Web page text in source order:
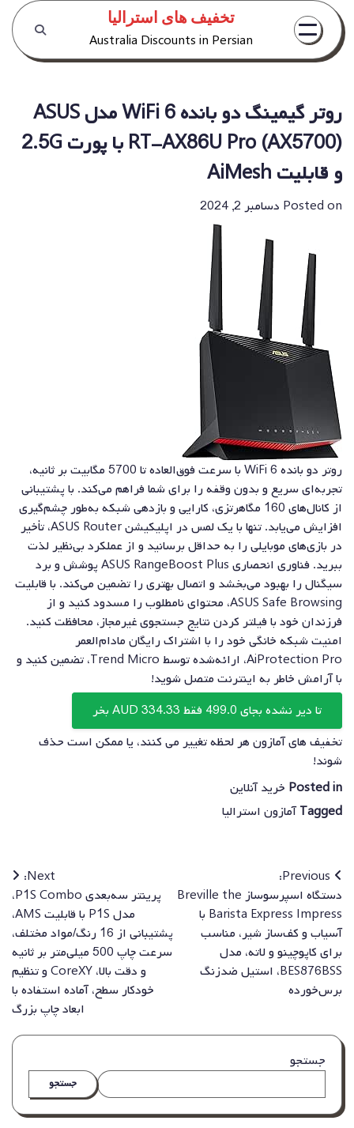
Skip
to
content
تخفیف های استرالیا
Australia Discounts in Persian
روتر گیمینگ دو بانده WiFi 6 مدل ASUS
RT-AX86U Pro (AX5700) با پورت 2.5G
و قابلیت AiMesh
Posted on دسامبر 2, 2024
روتر دو بانده WiFi 6 با سرعت فوق‌العاده تا 5700 مگابیت بر ثانیه،
تجربه‌ای سریع و بدون وقفه را برای شما فراهم می‌کند. با پشتیبانی
از کانال‌های 160 مگاهرتزی، کارایی و بازدهی شبکه به‌طور چشم‌گیری
افزایش می‌یابد. تنها با یک لمس در اپلیکیشن ASUS Router، تأخیر
در بازی‌های موبایلی را به حداقل برسانید و از عملکرد بی‌نظیر لذت
ببرید. فناوری انحصاری ASUS RangeBoost Plus پوشش و برد
سیگنال را بهبود می‌بخشد و اتصال بهتری را تضمین می‌کند. با قابلیت
ASUS Safe Browsing، محتوای نامطلوب را مسدود کنید و از
فرزندان خود با فیلتر کردن نتایج جستجوی غیرمجاز، محافظت کنید.
امنیت شبکه خانگی خود را با اشتراک رایگان مادام‌العمر
AiProtection Pro، ارائه‌شده توسط Trend Micro، تضمین کنید و
با آرامش خاطر به اینترنت متصل شوید!
تا دیر نشده بجای 499.0 فقط 334.33 AUD بخر
تخفیف های آمازون هر لحظه تغییر می کنند، یا ممکن است حذف
شوند!
Posted in خرید آنلاین
Tagged آمازون استرالیا
راهبری
نوشته
Previous:
دستگاه اسپرسوساز Breville the
Barista Express Impress با
آسیاب و کف‌ساز شیر، مناسب
برای کاپوچینو و لاته، مدل
BES876BSS، استیل ضدزنگ
برس‌خورده
Next:
پرینتر سه‌بعدی P1S Combo،
مدل P1S با قابلیت AMS،
پشتیبانی از 16 رنگ/مواد مختلف،
سرعت چاپ 500 میلی‌متر بر ثانیه
و دقت بالا، CoreXY و تنظیم
خودکار سطح، آماده استفاده با
ابعاد چاپ بزرگ
جستجو
جستجو